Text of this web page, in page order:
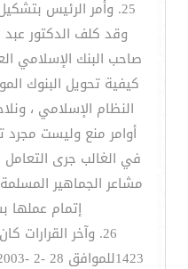
25. وأمر الرئيس
وقد كلف الدكتور
صاحب البنك الإسلامي
كيفية تحويل البنوك
النظام الإسلامي ،
أوامر منع وليست مجرد
في الغالب جرى
مشاعر الجماهير
إتمام عملها